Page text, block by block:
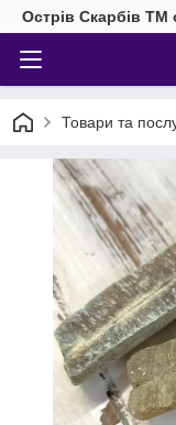
Острів Скарбів TM
Товари та